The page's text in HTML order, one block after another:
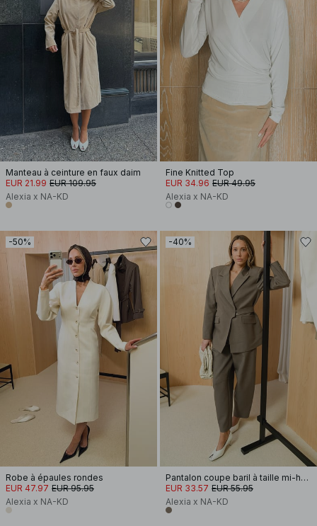
Manteau à ceinture en faux daim
EUR 21.99 EUR 109.95
Alexia x NA-KD
Fine Knitted Top
EUR 34.96 EUR 49.95
Alexia x NA-KD
-50%
Robe à épaules rondes
EUR 47.97 EUR 95.95
Alexia x NA-KD
-40%
Pantalon coupe baril à taille mi-haute
EUR 33.57 EUR 55.95
Alexia x NA-KD